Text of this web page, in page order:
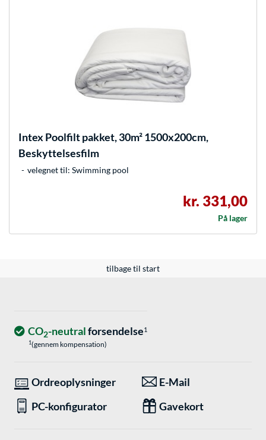
IntexPoolfilt pakket, 30m² 1500x200cm,
Beskyttelsesfilm
velegnet til: Swimming pool
kr. 331,00
På lager
tilbage til start
CO2-neutralforsendelse1
1(gennem kompensation)
Ordreoplysninger
E-Mail
PC-konfigurator
Gavekort